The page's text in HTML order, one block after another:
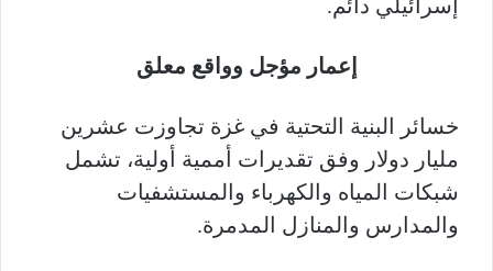
إسرائيلي دائم.
إعمار مؤجل وواقع معلق
خسائر البنية التحتية في غزة تجاوزت عشرين
مليار دولار وفق تقديرات أممية أولية، تشمل
شبكات المياه والكهرباء والمستشفيات
والمدارس والمنازل المدمرة.